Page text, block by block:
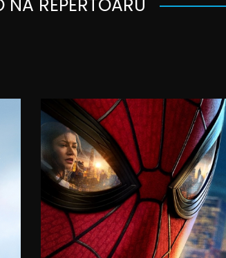
NA REPERTOARU
17:30
09.08.2026.
10.08.2026.
11.08.2026.
12.08.2026.